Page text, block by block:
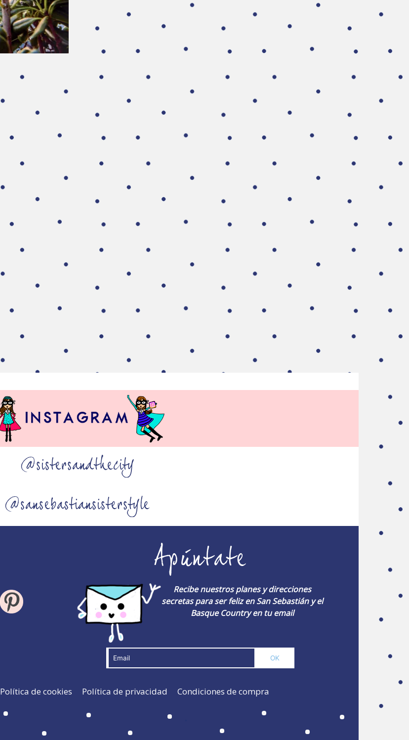
@sistersandthecity
@sansebastiansisterstyle
Apúntate
Recibe nuestros planes y direcciones
secretas para ser feliz en San Sebastián y el
Basque Country en tu email
Política de cookies Política de privacidad Condiciones de compra